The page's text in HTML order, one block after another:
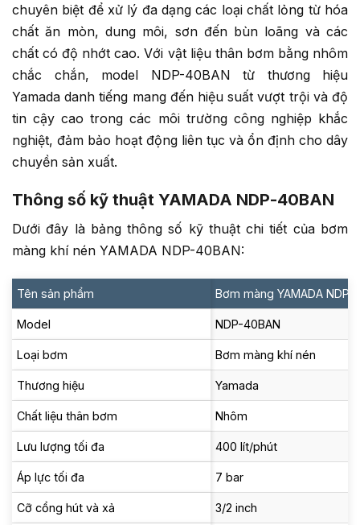
chuyên biệt để xử lý đa dạng các loại chất lỏng từ hóa
chất ăn mòn, dung môi, sơn đến bùn loãng và các
chất có độ nhớt cao. Với vật liệu thân bơm bằng nhôm
chắc chắn, model NDP-40BAN từ thương hiệu
Yamada danh tiếng mang đến hiệu suất vượt trội và độ
tin cậy cao trong các môi trường công nghiệp khắc
nghiệt, đảm bảo hoạt động liên tục và ổn định cho dây
chuyền sản xuất.
Thông số kỹ thuật YAMADA NDP-40BAN
Dưới đây là bảng thông số kỹ thuật chi tiết của bơm
màng khí nén YAMADA NDP-40BAN:
Tên sản phẩm Bơm màng YAMADA NDP-
Model NDP-40BAN
Loại bơm Bơm màng khí nén
Thương hiệu Yamada
Chất liệu thân bơm Nhôm
Lưu lượng tối đa 400 lít/phút
Áp lực tối đa 7 bar
Cỡ cổng hút và xả 3/2 inch